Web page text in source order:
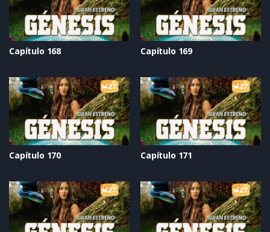
Capítulo 168 Capítulo 169
Capítulo 170 Capítulo 171